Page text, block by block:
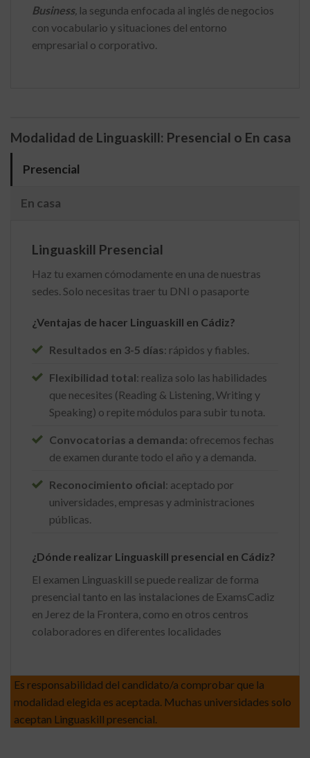
Business, la segunda enfocada al inglés de negocios
con vocabulario y situaciones del entorno
empresarial o corporativo.
Modalidad de Linguaskill: Presencial o En casa
Presencial
En casa
Linguaskill Presencial
Haz tu examen cómodamente en una de nuestras
sedes. Solo necesitas traer tu DNI o pasaporte
¿Ventajas de hacer Linguaskill en Cádiz?
Resultados en 3-5 días: rápidos y fiables.
Flexibilidad total: realiza solo las habilidades
que necesites (Reading & Listening, Writing y
Speaking) o repite módulos para subir tu nota.
Convocatorias a demanda: ofrecemos fechas
de examen durante todo el año y a demanda.
Reconocimiento oficial: aceptado por
universidades, empresas y administraciones
públicas.
¿Dónde realizar Linguaskill presencial en Cádiz?
El examen Linguaskill se puede realizar de forma
presencial tanto en las instalaciones de ExamsCadiz
en Jerez de la Frontera, como en otros centros
colaboradores en diferentes localidades
Es responsabilidad del candidato/a comprobar que la
modalidad elegida es aceptada. Muchas universidades solo
aceptan Linguaskill presencial.